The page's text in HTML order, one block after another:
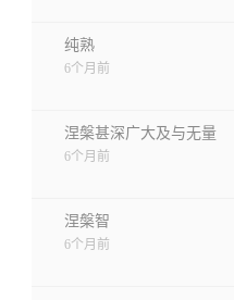
纯熟
6个月前
涅槃甚深广大及与无量
6个月前
涅槃智
6个月前